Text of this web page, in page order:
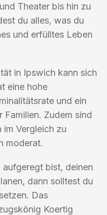
Theater bis hin zu
du alles, was du
und erfülltes Leben
in Ipswich kann sich
eine hohe
und ein
Zudem sind
Vergleich zu
moderat.
bist, deinen
dann solltest du
Das
Koertig